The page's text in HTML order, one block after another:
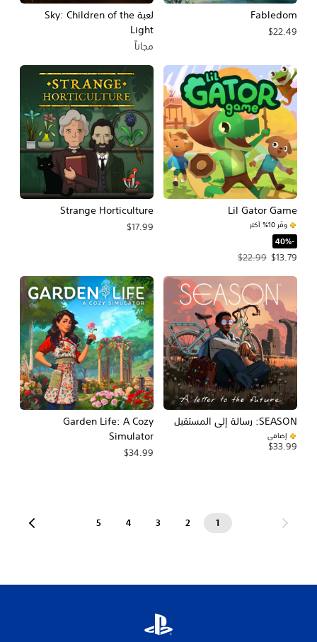
Fabledom
$22.49
لعبة Sky: Children of the
Light
مجاناً
Lil Gator Game
وفّر 10% أكثر
‏-40%‏
$13.79
سعر العرض $13.79‏. السعر الأصلي، $22.99‏.
$22.99
Strange Horticulture
$17.99
SEASON: رسالة إلى المستقبل
إضافي
$33.99
Garden Life: A Cozy
Simulator
$34.99
1
2
3
4
5